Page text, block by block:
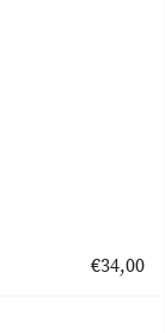
€34,00